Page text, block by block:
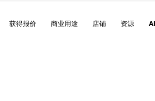
获得报价 商业用途 店铺 资源